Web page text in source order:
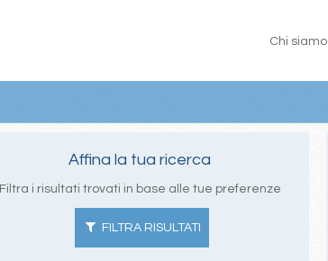
Chi siamo
Affina la tua ricerca
Filtra i risultati trovati in base alle tue preferenze
FILTRA RISULTATI